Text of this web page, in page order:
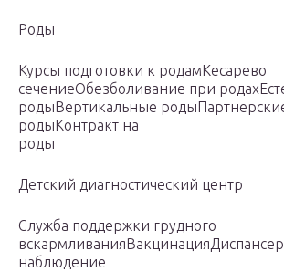
Роды
Курсы подготовки к родамКесарево
сечениеОбезболивание при
родыВертикальные
родыКонтракт на
роды
Детский диагностический центр
Служба поддержки грудного
наблюдение